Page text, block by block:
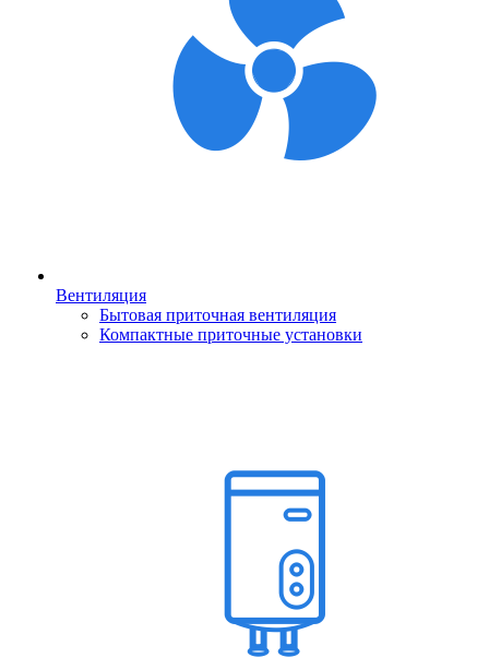
Вентиляция
Бытовая приточная вентиляция
Компактные приточные установки